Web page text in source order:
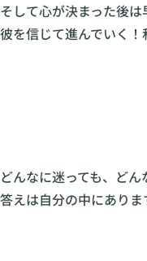
そして心が決まった後は
彼を信じて進んでいく！
どんなに迷っても、どん
答えは自分の中にありま